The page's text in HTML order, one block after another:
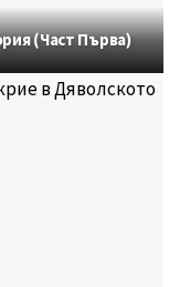
(Част Първа)